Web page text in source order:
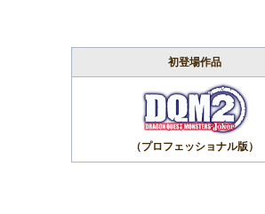
初登場作品
（プロフェッショナル版）